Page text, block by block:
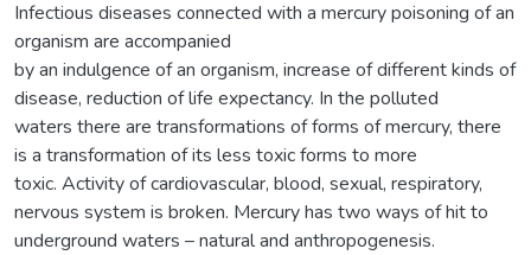
Infectious diseases connected with a mercury poisoning of an
organism are accompanied
by an indulgence of an organism, increase of different kinds of
disease, reduction of life expectancy. In the polluted
waters there are transformations of forms of mercury, there
is a transformation of its less toxic forms to more
toxic. Activity of cardiovascular, blood, sexual, respiratory,
nervous system is broken. Mercury has two ways of hit to
underground waters – natural and anthropogenesis.